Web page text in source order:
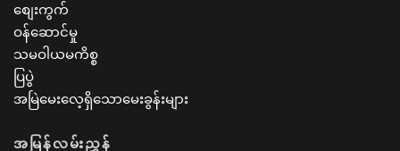
စျေးကွက်
ဝန်ဆောင်မှု
သမဝါယမကိစ္စ
ပြပွဲ
အမြဲမေးလေ့ရှိသောမေးခွန်းများ
အမြန်လမ်းညွှန်